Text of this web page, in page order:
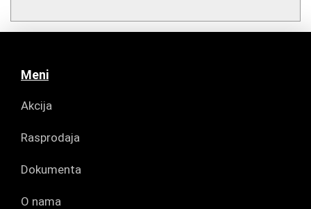
Meni
Akcija
Rasprodaja
Dokumenta
O nama